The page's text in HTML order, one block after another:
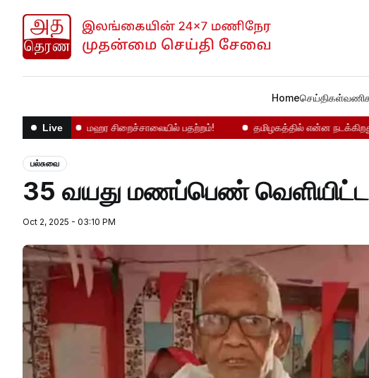
Homeசெய்திகள்
Live மஹர சிறைச்சாலையில் பதற்றம்! தமிழகத்தில் என்ன நடக்கிறது!
பல்சுவை
35 வயது மணப்பெண்
Oct 2, 2025 - 03:10 PM